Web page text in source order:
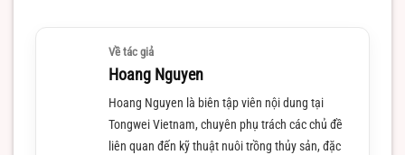
Về tác giả
Hoang Nguyen
Hoang Nguyen là biên tập viên nội dung tại
Tongwei Vietnam, chuyên phụ trách các chủ đề
liên quan đến kỹ thuật nuôi trồng thủy sản, đặc